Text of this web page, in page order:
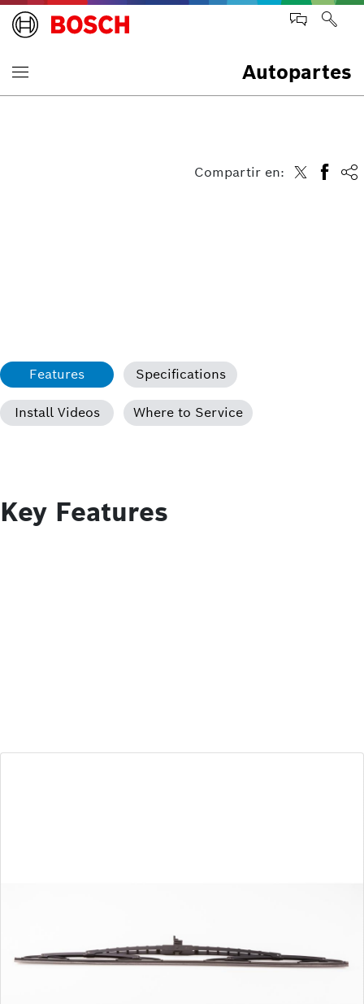
Autopartes
Compartir en:
Features Specifications
Install Videos Where to Service
Key Features